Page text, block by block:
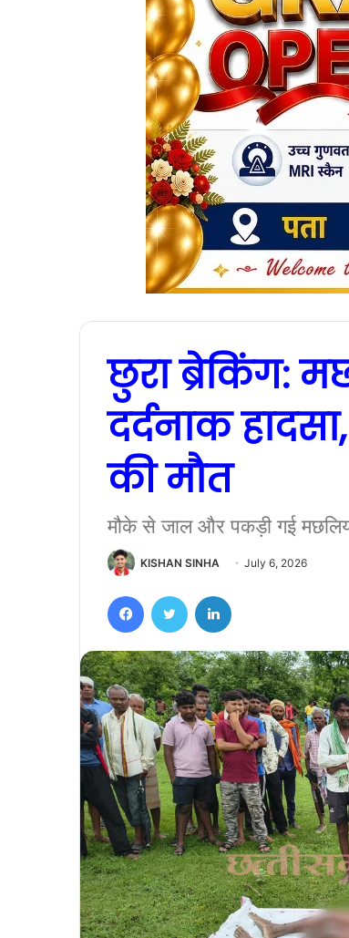
छुरा ब्रेकिंग:
दर्दनाक
की मौत
मौके से जाल और पकड़ी गई
KISHAN SINHA July 6, 2026